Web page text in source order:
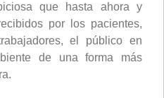
que hasta ahora y
por los pacientes,
el público en
de una forma más